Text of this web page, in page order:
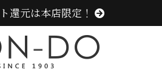
還元は本店限定！